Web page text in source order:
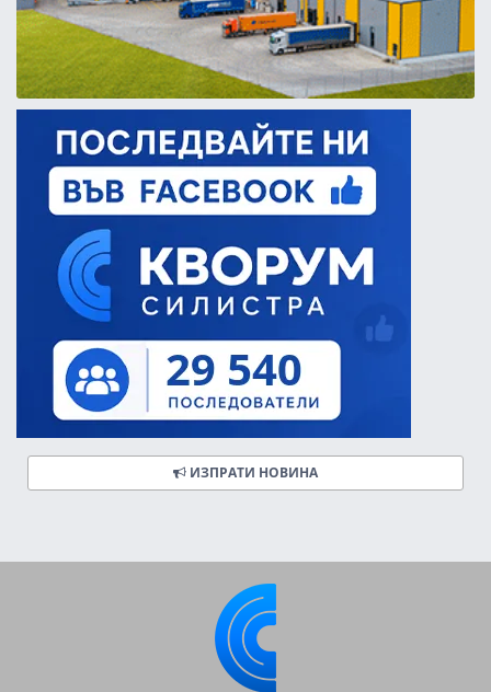
ИЗПРАТИ НОВИНА